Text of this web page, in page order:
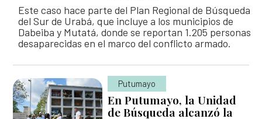
Este caso hace parte del Plan Regional de Búsqueda
del Sur de Urabá, que incluye a los municipios de
Dabeiba y Mutatá, donde se reportan 1.205 personas
desaparecidas en el marco del conflicto armado.
Putumayo
En Putumayo, la Unidad
de Búsqueda alcanzó la